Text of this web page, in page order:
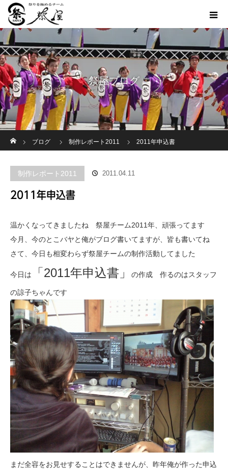
祭屋ブログ
ブログ
制作レポート2011 2011年申込書
制作レポート2011 2011.04.11
2011年申込書
温かくなってきましたね 祭屋チーム2011年、頑張ってます
今月、今のとこバヤと俺がブログ書いてますが、皆も書いてね
さて、今日も相変わらず祭屋チームの制作活動してました
今日は 「2011年申込書」 の作成 作るのはスタッフ
の諒子ちゃんです
まだ全容をお見せすることはできませんが、昨年俺が作った申込